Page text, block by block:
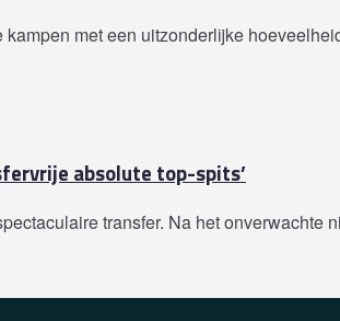
met een uitzonderlijke
absolute top-spits’
transfer. Na het onverwachte